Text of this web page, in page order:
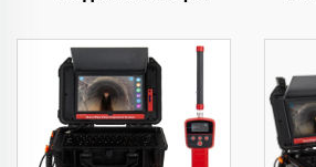
10,1 инча тачни екран
метар бројача
инспекциона видео
камера за цеви 16GB
картица дренажна